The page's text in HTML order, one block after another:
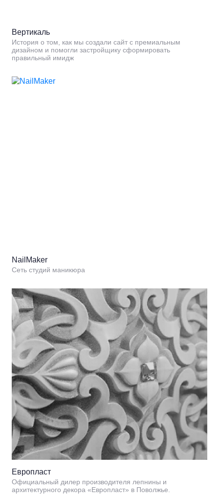
Вертикаль
История о том, как мы создали сайт с премиальным
дизайном и помогли застройщику сформировать
правильный имидж
NailMaker
Сеть студий маникюра
Европласт
Официальный дилер производителя лепнины и
архитектурного декора «Европласт» в Поволжье.